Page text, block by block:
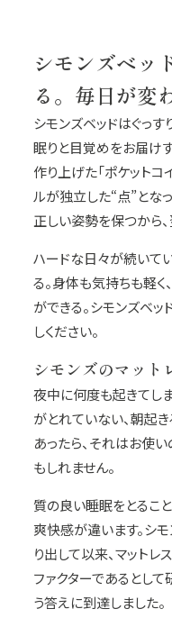
シモンズベッ
る。毎日が変
シモンズベッドはぐっ
眠りと目覚めをお届け
作り上げた「ポケットコ
ルが独立した“点”とな
正しい姿勢を保つから
ハードな日々が続いて
る。身体も気持ちも軽
ができる。シモンズベ
しください。
シモンズのマッ
夜中に何度も起きてし
がとれていない、朝起
あったら、それはお使
もしれません。
質の良い睡眠をとるこ
爽快感が違います。シ
り出して以来、マット
ファクターであるとして
う答えに到達しました。